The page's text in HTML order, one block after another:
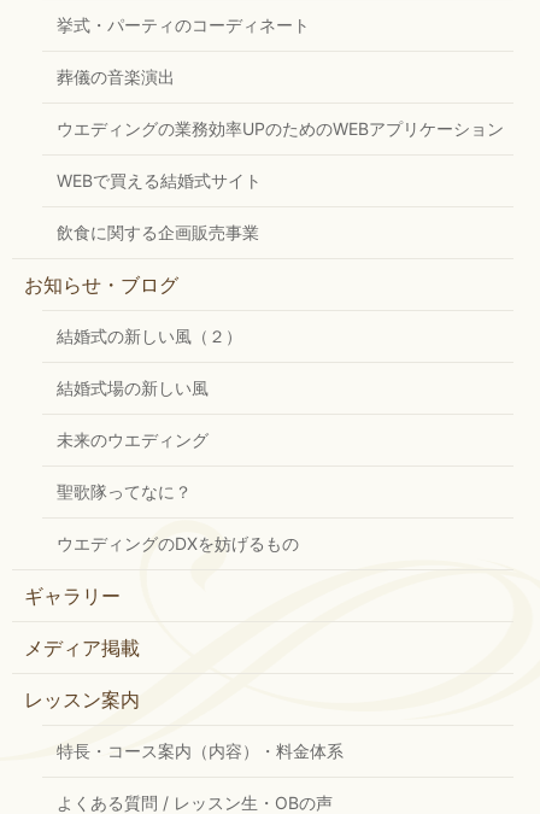
挙式・パーティのコーディネート
葬儀の音楽演出
ウエディングの業務効率UPのためのWEBアプリケーション
WEBで買える結婚式サイト
飲食に関する企画販売事業
お知らせ・ブログ
結婚式の新しい風（２）
結婚式場の新しい風
未来のウエディング
聖歌隊ってなに？
ウエディングのDXを妨げるもの
ギャラリー
メディア掲載
レッスン案内
特長・コース案内（内容）・料金体系
よくある質問 / レッスン生・OBの声